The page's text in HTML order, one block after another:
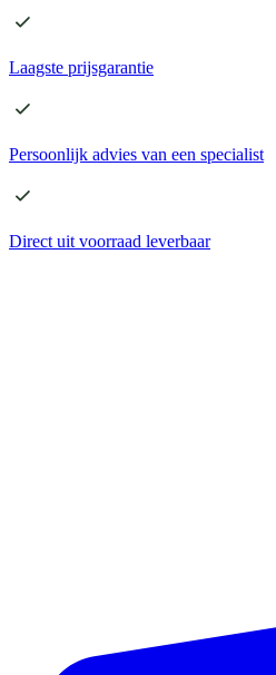
Laagste prijsgarantie
Persoonlijk advies van een specialist
Direct uit voorraad leverbaar